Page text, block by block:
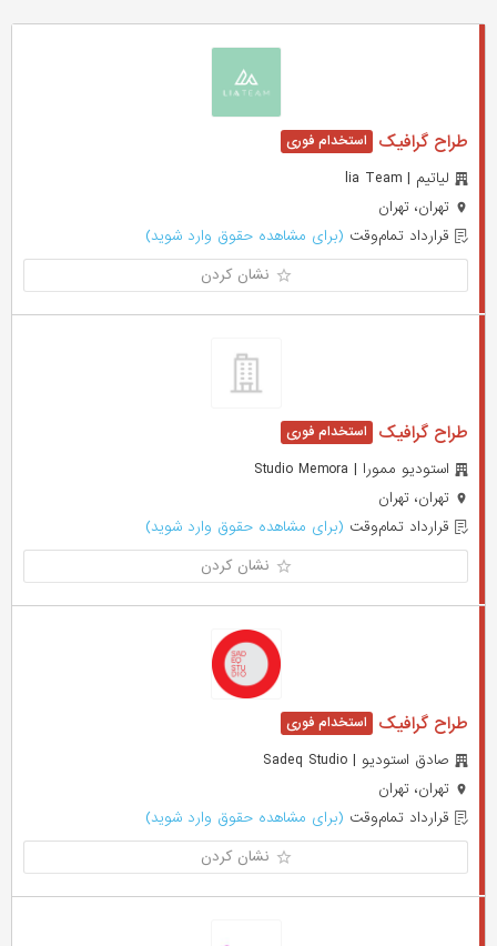
طراح گرافیک
لیاتیم | lia Team
تهران، تهران
قرارداد تمام‌وقت (برای مشاهده حقوق وارد شوید)
نشان کردن
طراح گرافیک
استودیو ممورا | Studio Memora
تهران، تهران
قرارداد تمام‌وقت (برای مشاهده حقوق وارد شوید)
نشان کردن
طراح گرافیک
صادق استودیو | Sadeq Studio
تهران، تهران
قرارداد تمام‌وقت (برای مشاهده حقوق وارد شوید)
نشان کردن